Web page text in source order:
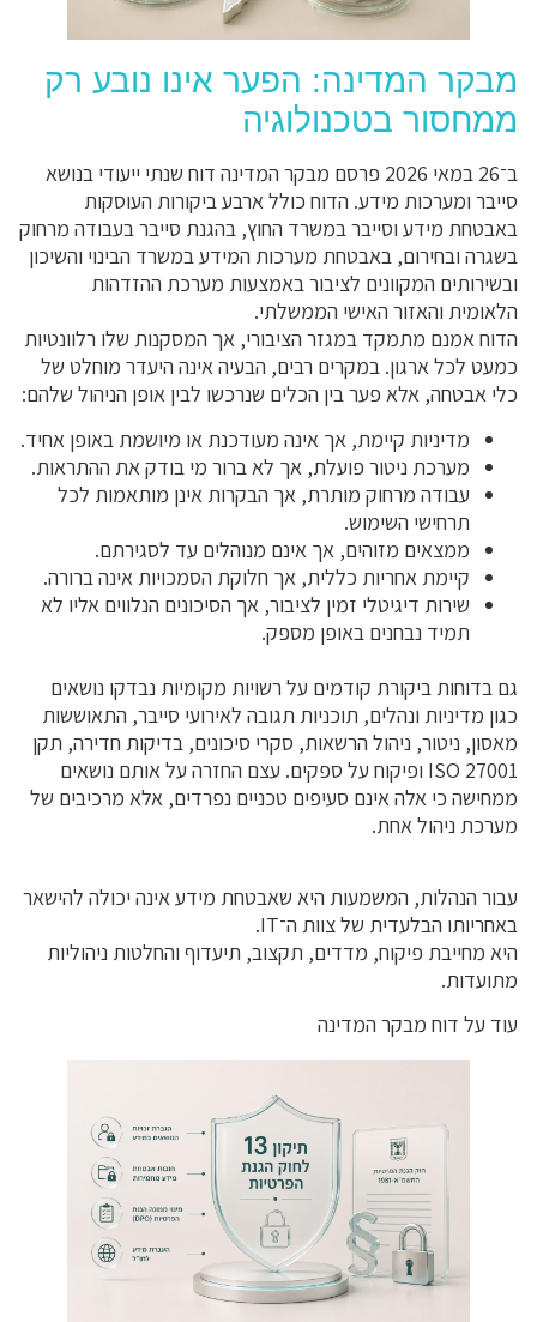
מבקר המדינה: הפער אינו נובע רק
ממחסור בטכנולוגיה
ב־26 במאי 2026 פרסם מבקר המדינה דוח שנתי ייעודי בנושא
סייבר ומערכות מידע. הדוח כולל ארבע ביקורות העוסקות
באבטחת מידע וסייבר במשרד החוץ, בהגנת סייבר בעבודה מרחוק
בשגרה ובחירום, באבטחת מערכות המידע במשרד הבינוי והשיכון
ובשירותים המקוונים לציבור באמצעות מערכת ההזדהות
הלאומית והאזור האישי הממשלתי.
הדוח אמנם מתמקד במגזר הציבורי, אך המסקנות שלו רלוונטיות
כמעט לכל ארגון. במקרים רבים, הבעיה אינה היעדר מוחלט של
כלי אבטחה, אלא פער בין הכלים שנרכשו לבין אופן הניהול שלהם:
מדיניות קיימת, אך אינה מעודכנת או מיושמת באופן אחיד.
מערכת ניטור פועלת, אך לא ברור מי בודק את ההתראות.
עבודה מרחוק מותרת, אך הבקרות אינן מותאמות לכל
תרחישי השימוש.
ממצאים מזוהים, אך אינם מנוהלים עד לסגירתם.
קיימת אחריות כללית, אך חלוקת הסמכויות אינה ברורה.
שירות דיגיטלי זמין לציבור, אך הסיכונים הנלווים אליו לא
תמיד נבחנים באופן מספק.
גם בדוחות ביקורת קודמים על רשויות מקומיות נבדקו נושאים
כגון מדיניות ונהלים, תוכניות תגובה לאירועי סייבר, התאוששות
מאסון, ניטור, ניהול הרשאות, סקרי סיכונים, בדיקות חדירה, תקן
ISO 27001 ופיקוח על ספקים. עצם החזרה על אותם נושאים
ממחישה כי אלה אינם סעיפים טכניים נפרדים, אלא מרכיבים של
מערכת ניהול אחת.
עבור הנהלות, המשמעות היא שאבטחת מידע אינה יכולה להישאר
באחריותו הבלעדית של צוות ה־IT.
היא מחייבת פיקוח, מדדים, תקצוב, תיעדוף והחלטות ניהוליות
מתועדות.
עוד על דוח מבקר המדינה